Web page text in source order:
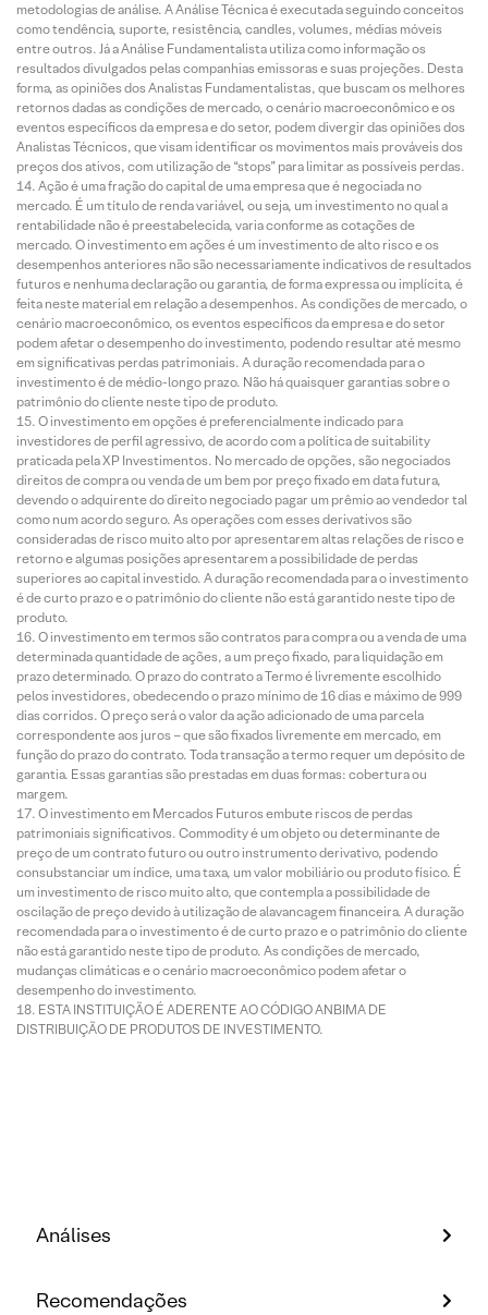
metodologias de análise. A Análise Técnica é executada seguindo conceitos
como tendência, suporte, resistência, candles, volumes, médias móveis
entre outros. Já a Análise Fundamentalista utiliza como informação os
resultados divulgados pelas companhias emissoras e suas projeções. Desta
forma, as opiniões dos Analistas Fundamentalistas, que buscam os melhores
retornos dadas as condições de mercado, o cenário macroeconômico e os
eventos específicos da empresa e do setor, podem divergir das opiniões dos
Analistas Técnicos, que visam identificar os movimentos mais prováveis dos
preços dos ativos, com utilização de “stops” para limitar as possíveis perdas.
Ação é uma fração do capital de uma empresa que é negociada no
mercado. É um título de renda variável, ou seja, um investimento no qual a
rentabilidade não é preestabelecida, varia conforme as cotações de
mercado. O investimento em ações é um investimento de alto risco e os
desempenhos anteriores não são necessariamente indicativos de resultados
futuros e nenhuma declaração ou garantia, de forma expressa ou implícita, é
feita neste material em relação a desempenhos. As condições de mercado, o
cenário macroeconômico, os eventos específicos da empresa e do setor
podem afetar o desempenho do investimento, podendo resultar até mesmo
em significativas perdas patrimoniais. A duração recomendada para o
investimento é de médio-longo prazo. Não há quaisquer garantias sobre o
patrimônio do cliente neste tipo de produto.
O investimento em opções é preferencialmente indicado para
investidores de perfil agressivo, de acordo com a política de suitability
praticada pela XP Investimentos. No mercado de opções, são negociados
direitos de compra ou venda de um bem por preço fixado em data futura,
devendo o adquirente do direito negociado pagar um prêmio ao vendedor tal
como num acordo seguro. As operações com esses derivativos são
consideradas de risco muito alto por apresentarem altas relações de risco e
retorno e algumas posições apresentarem a possibilidade de perdas
superiores ao capital investido. A duração recomendada para o investimento
é de curto prazo e o patrimônio do cliente não está garantido neste tipo de
produto.
O investimento em termos são contratos para compra ou a venda de uma
determinada quantidade de ações, a um preço fixado, para liquidação em
prazo determinado. O prazo do contrato a Termo é livremente escolhido
pelos investidores, obedecendo o prazo mínimo de 16 dias e máximo de 999
dias corridos. O preço será o valor da ação adicionado de uma parcela
correspondente aos juros – que são fixados livremente em mercado, em
função do prazo do contrato. Toda transação a termo requer um depósito de
garantia. Essas garantias são prestadas em duas formas: cobertura ou
margem.
O investimento em Mercados Futuros embute riscos de perdas
patrimoniais significativos. Commodity é um objeto ou determinante de
preço de um contrato futuro ou outro instrumento derivativo, podendo
consubstanciar um índice, uma taxa, um valor mobiliário ou produto físico. É
um investimento de risco muito alto, que contempla a possibilidade de
oscilação de preço devido à utilização de alavancagem financeira. A duração
recomendada para o investimento é de curto prazo e o patrimônio do cliente
não está garantido neste tipo de produto. As condições de mercado,
mudanças climáticas e o cenário macroeconômico podem afetar o
desempenho do investimento.
ESTA INSTITUIÇÃO É ADERENTE AO CÓDIGO ANBIMA DE
DISTRIBUIÇÃO DE PRODUTOS DE INVESTIMENTO.
Análises
Recomendações